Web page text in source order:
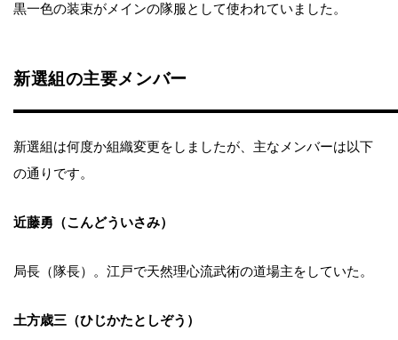
黒一色の装束がメインの隊服として使われていました。
新選組の主要メンバー
新選組は何度か組織変更をしましたが、主なメンバーは以下
の通りです。
近藤勇（こんどういさみ）
局長（隊長）。江戸で天然理心流武術の道場主をしていた。
土方歳三（ひじかたとしぞう）